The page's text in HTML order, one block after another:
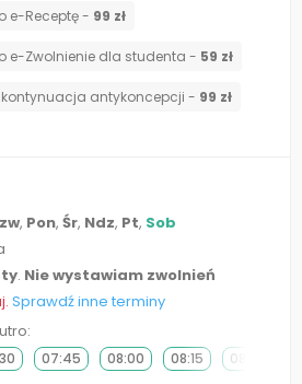
e-Receptę - 99 zł
e-Zwolnienie dla studenta - 59 zł
antykoncepcji - 99 zł
, Pon, Śr, Ndz, Pt, Sob
. Nie wystawiam zwolnień
Sprawdź inne terminy
07:45 08:00 08:15 08:30